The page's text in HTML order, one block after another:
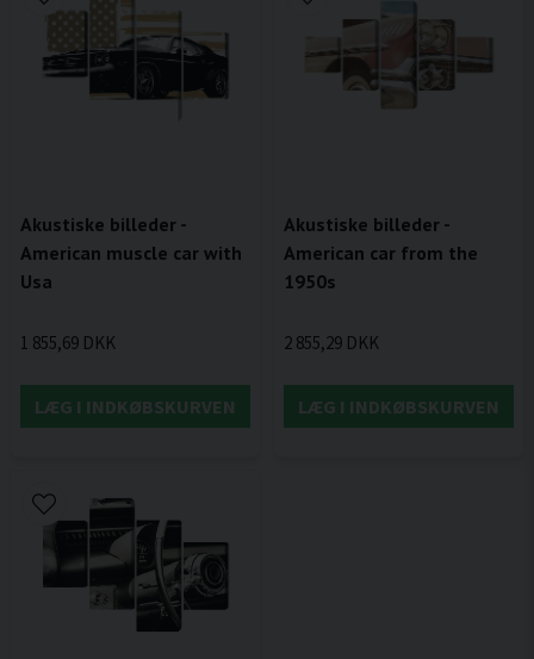
Akustiske billeder -
American muscle car with
Usa
1 855,69 DKK
LÆG I INDKØBSKURVEN
Akustiske billeder -
American car from the
1950s
2 855,29 DKK
LÆG I INDKØBSKURVEN